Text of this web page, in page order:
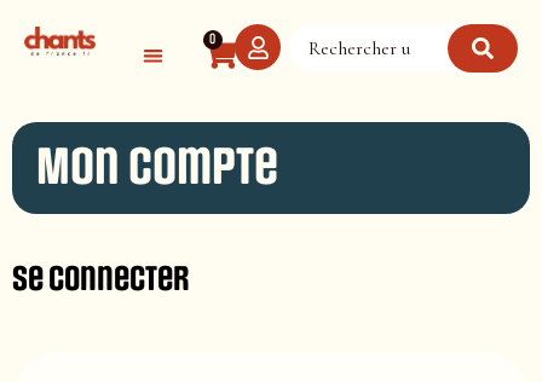
0
Mon compte
Se connecter